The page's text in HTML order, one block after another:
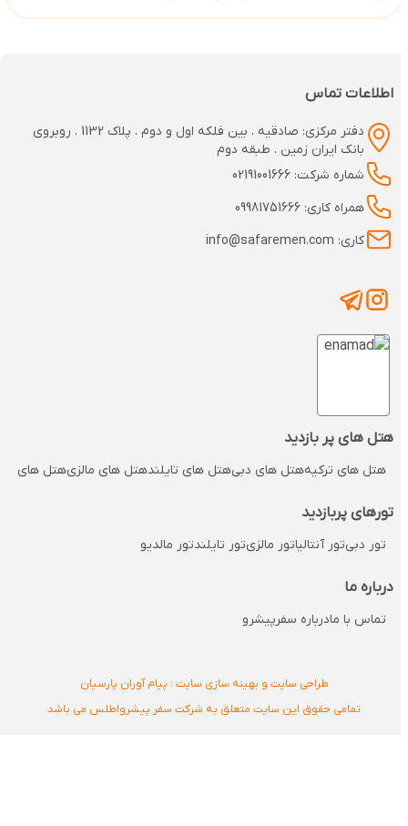
اطلاعات تماس
دفتر مرکزی: صادقیه . بین فلکه اول و دوم . پلاک 1132 . روبروی
بانک ایران زمین . طبقه دوم
شماره شرکت: 02191001666
همراه کاری: 09981751666
کاری: info@safaremen.com
هتل های پر بازدید
هتل های ترکیههتل های دبیهتل های تایلندهتل های مالزیهتل های
تورهای پربازدید
تور دبیتور آنتالیاتور مالزیتور تایلندتور مالدیو
درباره ما
تماس با مادرباره سفرپیشرو
طراحی سایت و بهینه سازی سایت : پیام آوران پارسیان
تمامی حقوق این سایت متعلق به شرکت سفر پیشرواطلس می باشد